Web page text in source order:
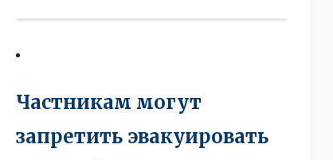
Частникам могут
запретить эвакуировать